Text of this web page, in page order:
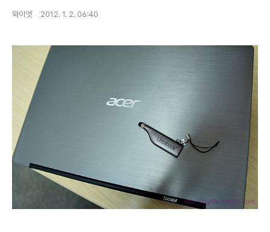
와이엇 2012. 1. 2. 06:40